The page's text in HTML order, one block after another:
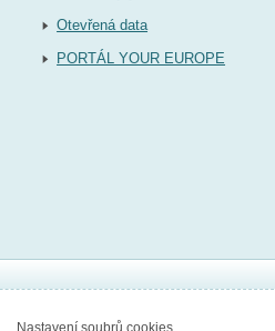
Otevřená data
PORTÁL YOUR EUROPE
Nastavení soubrů cookies